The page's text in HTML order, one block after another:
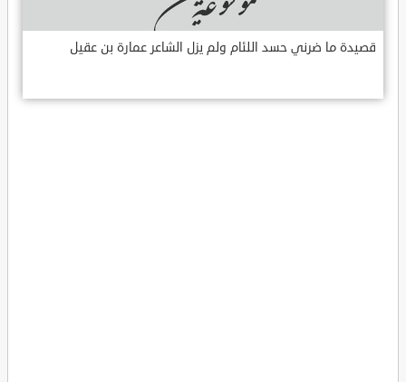
قصيدة ما ضرني حسد اللئام ولم يزل الشاعر عمارة بن عقيل